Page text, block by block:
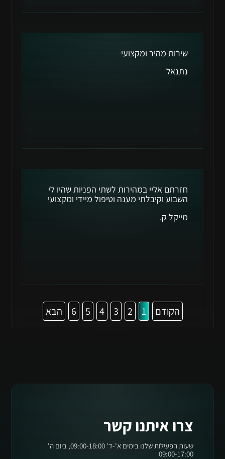
שירות מהיר ומקצועי
נתנאל
חזרתם אליי במהירות לשתי הפניות שהיו לי
השבוע וקיבלתי מענה וטיפול מיידי ומקצועי
מייקל ק.
הקודם 1
2
3
4
5
6 הבא
צרו איתנו קשר
שעות הפעילות שלנו בימים א'-ד' 09:00-18:00, ביום ה'
09:00-17:00